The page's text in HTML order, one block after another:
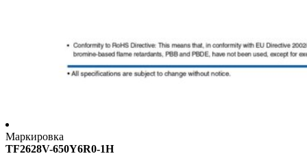
Маркировка
TF2628V-650Y6R0-1H